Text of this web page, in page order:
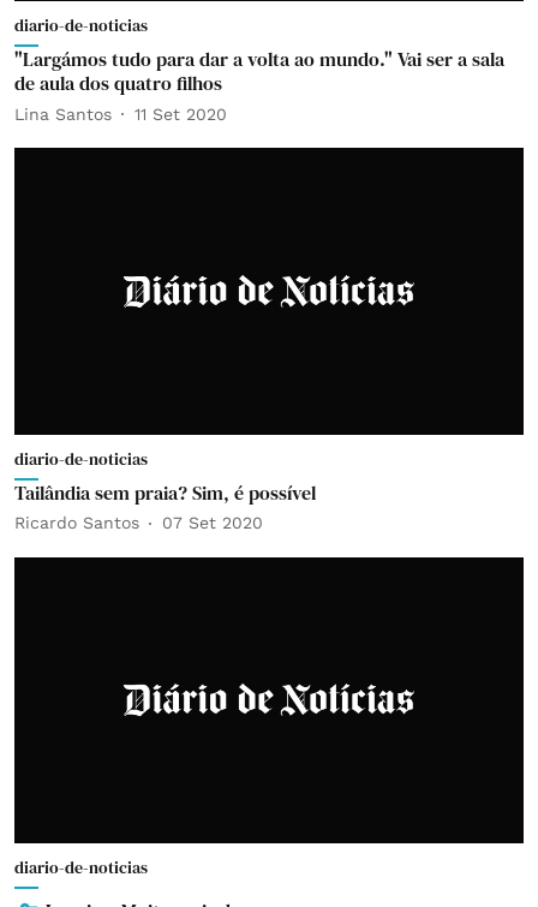
diario-de-noticias
"Largámos tudo para dar a volta ao mundo." Vai ser a sala
de aula dos quatro filhos
Lina Santos 11 Set 2020
diario-de-noticias
Tailândia sem praia? Sim, é possível
Ricardo Santos 07 Set 2020
diario-de-noticias